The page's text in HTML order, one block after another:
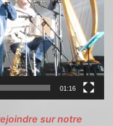
01:16
sur notre